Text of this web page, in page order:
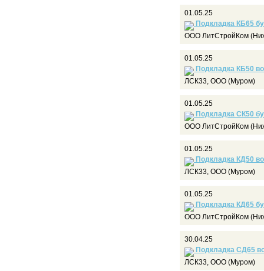
01.05.25
Подкладка КБ65
ООО ЛитСтройКом
01.05.25
Подкладка КБ50
ЛСК33, ООО (Муром)
01.05.25
Подкладка СК50 бу
ООО ЛитСтройКом
01.05.25
Подкладка КД50
ЛСК33, ООО (Муром)
01.05.25
Подкладка КД65 бу
ООО ЛитСтройКом
30.04.25
Подкладка СД65
ЛСК33, ООО (Муром)